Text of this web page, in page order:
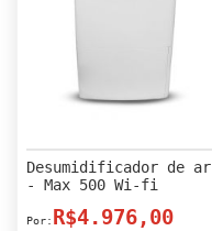
Desumidificador de ar
- Max 500 Wi-fi
R$4.976,00